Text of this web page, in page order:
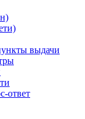
выдачи
ответ